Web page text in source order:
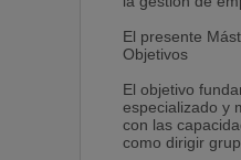
El presente
Objetivos
El objetivo
especializado y
con las
como dirigir